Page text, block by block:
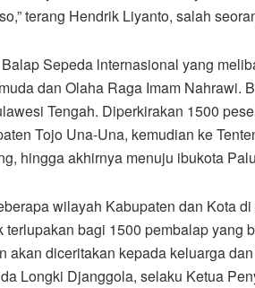
terang Hendrik Liyanto, salah
Sepeda lnternasional yang
dan Olaha Raga Imam Nahrawi.
Tengah. Diperkirakan 1500
Tojo Una-Una, kemudian ke
hingga akhirnya menuju ibukota
wilayah Kabupaten dan Kota
terlupakan bagi 1500 pembalap yang
akan diceritakan kepada keluarga
Longki Djanggola, selaku Ketua